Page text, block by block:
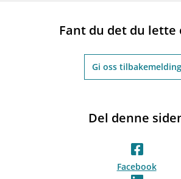
Fant du det du lette
Gi oss tilbakemelding
Del denne
Facebook